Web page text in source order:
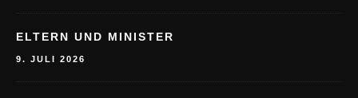
ELTERN UND MINISTER
9. JULI 2026